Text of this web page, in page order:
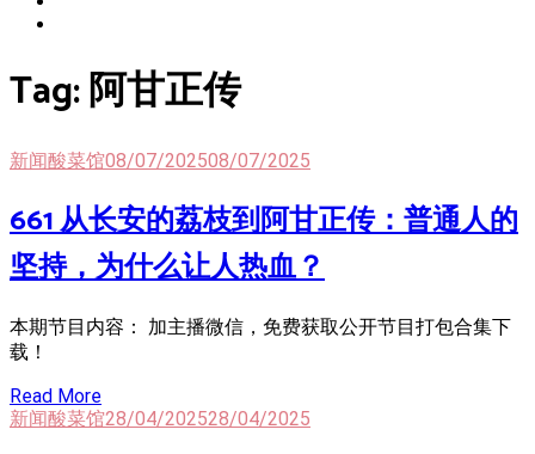
Tag:阿甘正传
新闻酸菜馆08/07/202508/07/2025
661 从长安的荔枝到阿甘正传：普通人的
坚持，为什么让人热血？
本期节目内容： 加主播微信，免费获取公开节目打包合集下
载！
Read More
新闻酸菜馆28/04/202528/04/2025